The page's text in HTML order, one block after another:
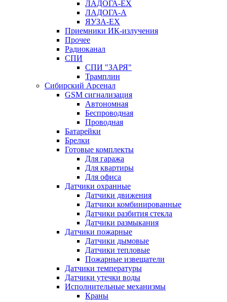
ЛАДОГА-EX
ЛАДОГА-А
ЯУЗА-ЕХ
Приемники ИК-излучения
Прочее
Радиоканал
СПИ
СПИ "ЗАРЯ"
Трамплин
Сибирский Арсенал
GSM сигнализация
Автономная
Беспроводная
Проводная
Батарейки
Брелки
Готовые комплекты
Для гаража
Для квартиры
Для офиса
Датчики охранные
Датчики движения
Датчики комбинированные
Датчики разбития стекла
Датчики размыкания
Датчики пожарные
Датчики дымовые
Датчики тепловые
Пожарные извещатели
Датчики температуры
Датчики утечки воды
Исполнительные механизмы
Краны